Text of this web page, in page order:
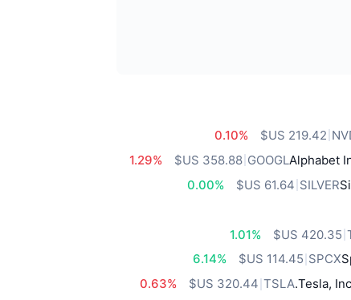
0.10%
Alphabet
GOOGL
‏358.88 US$
1.29%
SILVER
0.00%
1.01%
SPCX
6.14%
Tesla, Inc.
TSLA
0.63%